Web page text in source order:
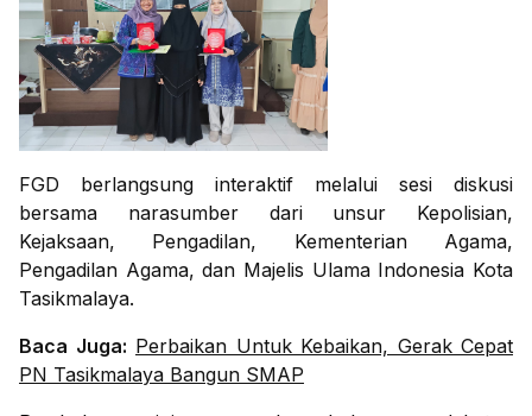
FGD berlangsung interaktif melalui sesi diskusi
bersama narasumber dari unsur Kepolisian,
Kejaksaan, Pengadilan, Kementerian Agama,
Pengadilan Agama, dan Majelis Ulama Indonesia Kota
Tasikmalaya.
Baca Juga: Perbaikan Untuk Kebaikan, Gerak Cepat
PN Tasikmalaya Bangun SMAP